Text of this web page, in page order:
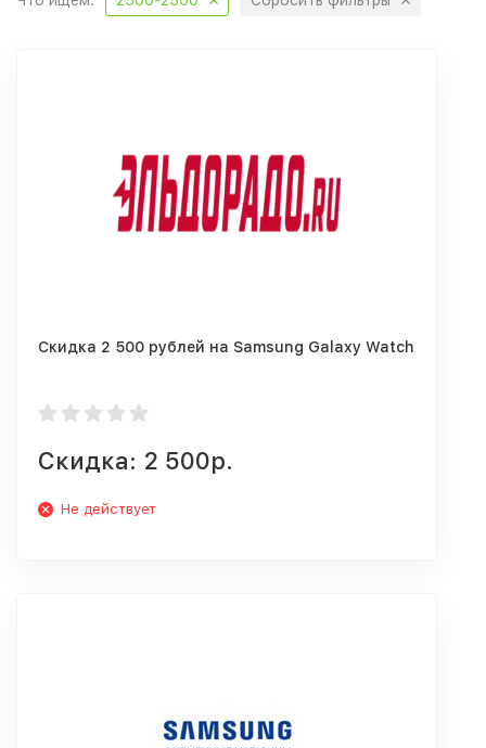
Скидка 2 500 рублей на Samsung Galaxy Watch
Скидка: 2 500р.
Не действует